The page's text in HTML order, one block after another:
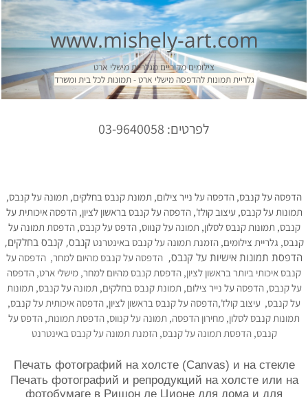
www.mishely-art.com
צילומים מקוריים מגלריית מישלי ארט
גלריית תמונות להדפסה מישלי ארט - תמונות לכל בית ומשרד
לפרטים: 03-9640058
הדפסה על קנבס, הדפסה על נייר צילום, תמונת קנבס בחלקים, תמונה על קנבס,
תמונות על קנבס, עיצוב קולז', הדפסה על קנבס בראשון לציון, הדפסה איכותית על
קנבס, תמונות קנבס לסלון, תמונה על קנווס, הדפס על קנבס, הדפסת תמונה על
קנבס, גלריית צילומים, הזמנת תמונה על קנבס באינטרנטקנבס, קנבס בחלקים,
הדפסת תמונות אישיות על קנבס, הדפסה על קנבס מהיום למחר, הדפסה על
קנבס איכותי ביותר בראשון לציון, הדפסת קנבס מהיום למחר, מישלי ארט, הדפסה
על קנבס, הדפסה על נייר צילום, תמונת קנבס בחלקים, תמונה על קנבס, תמונות
על קנבס, עיצוב קולז',הדפסה על קנבס בראשון לציון, הדפסה איכותית על קנבס,
תמונות קנבס לסלון, מחירון הדפסה, תמונה על קנווס, הדפסת תמונות, הדפס על
קנבס, הדפסת תמונה על קנבס, הזמנת תמונה על קנבס באינטרנט
Печать фотографий на холсте (Canvas) и на стекле
Печать фотографий и репродукций на холсте или на
фотобумаге в Ришон ле Ционе для дома и для